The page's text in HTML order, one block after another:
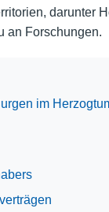
darunter
an Forschungen.
im